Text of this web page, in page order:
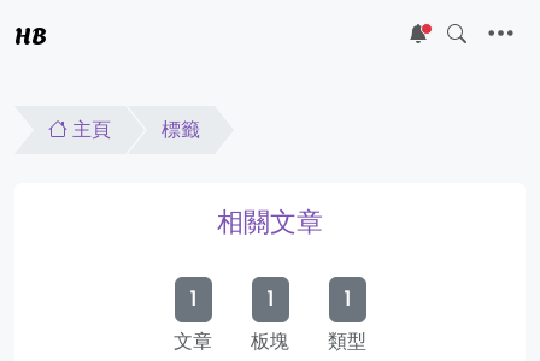
HB 5
主頁 標籤
相關文章
1
文章
1
板塊
1
類型